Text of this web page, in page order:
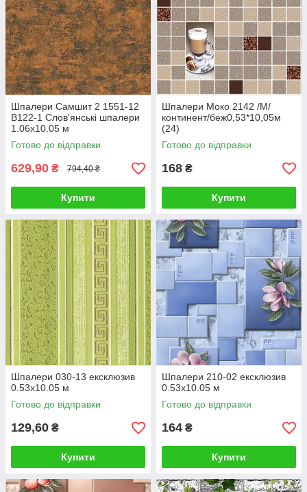
Шпалери Самшит 2 1551-12
В122-1 Слов'янські шпалери
1.06х10.05 м
Готово до відправки
629,90 ₴ 794,40 ₴
Купити
Шпалери Моко 2142 /М/
континент/беж0,53*10,05м
(24)
Готово до відправки
168 ₴
Купити
Шпалери 030-13 ексклюзив
0.53х10.05 м
Готово до відправки
129,60 ₴
Купити
Шпалери 210-02 ексклюзив
0.53х10.05 м
Готово до відправки
164 ₴
Купити